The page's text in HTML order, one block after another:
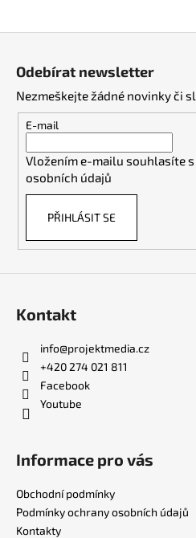
Odebírat newsletter
Nezmeškejte žádné novinky či
E-mail
Vložením e-mailu souhlasíte s
osobních údajů
PŘIHLÁSIT SE
Kontakt
info@projektmedia.cz
+420 274 021 811
Facebook
Youtube
Informace pro vás
Obchodní podmínky
Podmínky ochrany osobních údajů
Kontakty